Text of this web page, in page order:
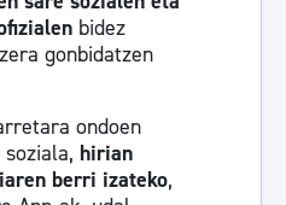
bidez
gonbidatzen
ondoen
hirian
berri izateko,